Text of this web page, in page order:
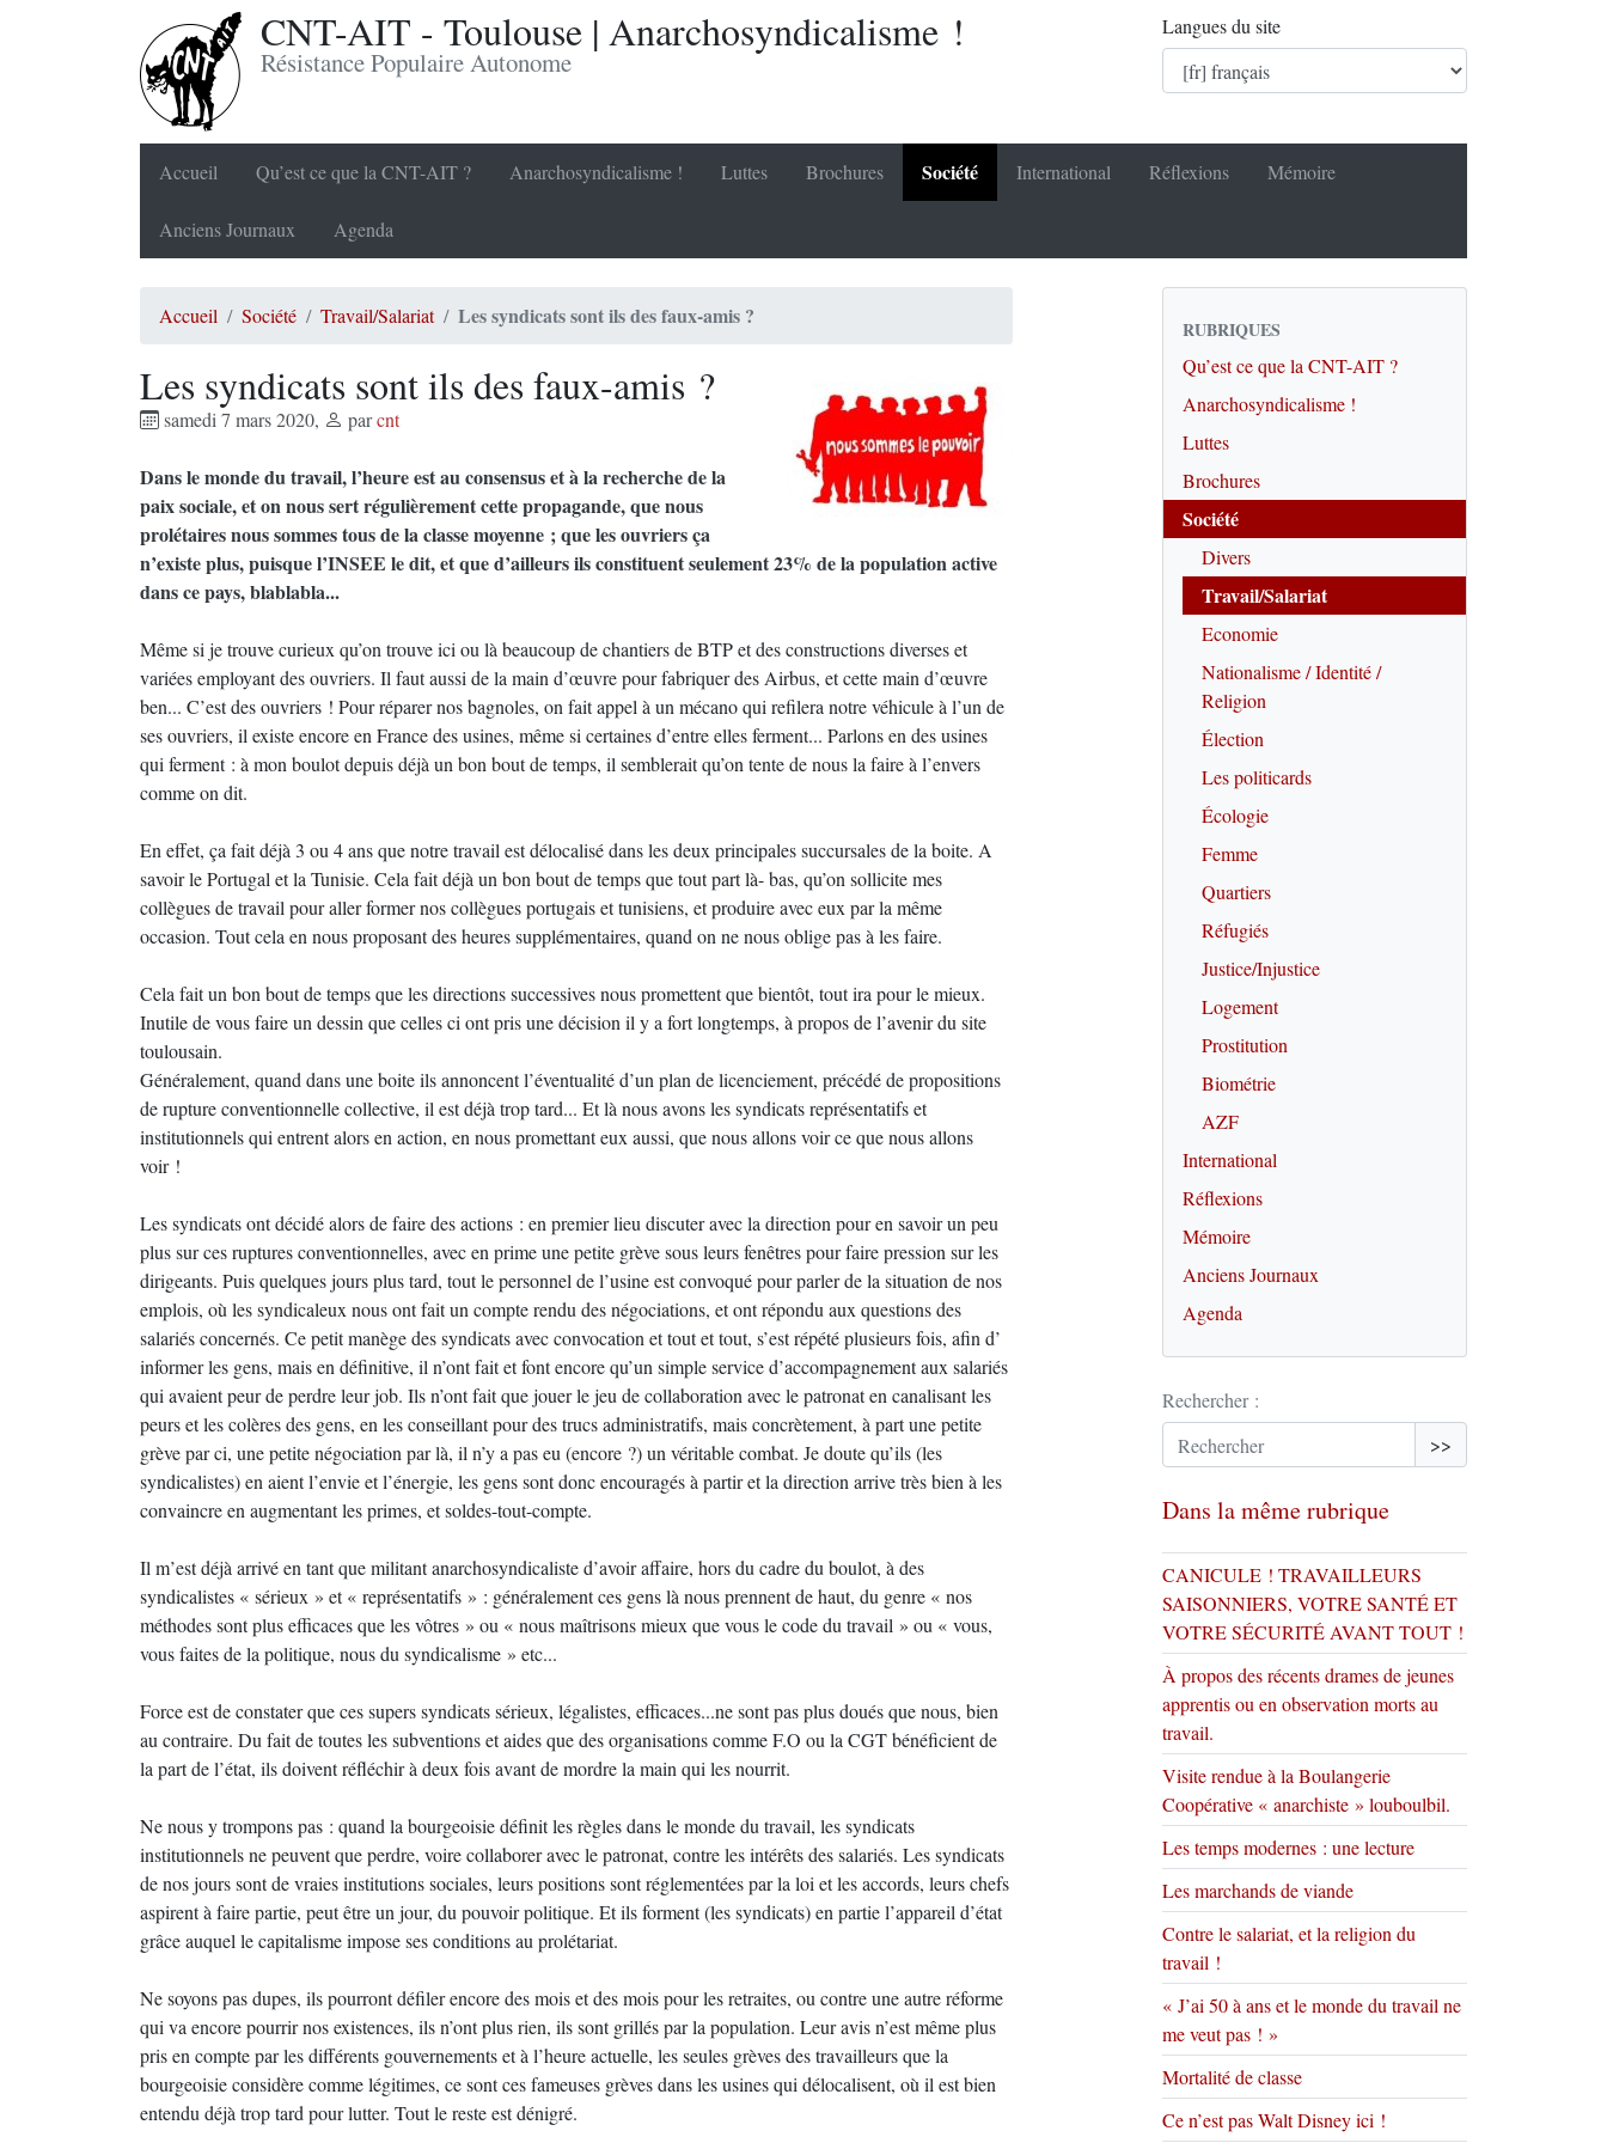
CNT-AIT - Toulouse | Anarchosyndicalisme !
Résistance Populaire Autonome
Langues du site
Accueil Qu’est ce que la CNT-AIT ? Anarchosyndicalisme ! Luttes Brochures Société International Réflexions Mémoire
Anciens Journaux Agenda
Accueil Société Travail/Salariat Les syndicats sont ils des faux-amis ?
Les syndicats sont ils des faux-amis ?
samedi 7 mars 2020, parcnt
Dans le monde du travail, l’heure est au consensus et à la recherche de la
paix sociale, et on nous sert régulièrement cette propagande, que nous
prolétaires nous sommes tous de la classe moyenne ; que les ouvriers ça
n’existe plus, puisque l’INSEE le dit, et que d’ailleurs ils constituent seulement 23% de la population active
dans ce pays, blablabla...
Même si je trouve curieux qu’on trouve ici ou là beaucoup de chantiers de BTP et des constructions diverses et
variées employant des ouvriers. Il faut aussi de la main d’œuvre pour fabriquer des Airbus, et cette main d’œuvre
ben... C’est des ouvriers ! Pour réparer nos bagnoles, on fait appel à un mécano qui refilera notre véhicule à l’un de
ses ouvriers, il existe encore en France des usines, même si certaines d’entre elles ferment... Parlons en des usines
qui ferment : à mon boulot depuis déjà un bon bout de temps, il semblerait qu’on tente de nous la faire à l’envers
comme on dit.
En effet, ça fait déjà 3 ou 4 ans que notre travail est délocalisé dans les deux principales succursales de la boite. A
savoir le Portugal et la Tunisie. Cela fait déjà un bon bout de temps que tout part là- bas, qu’on sollicite mes
collègues de travail pour aller former nos collègues portugais et tunisiens, et produire avec eux par la même
occasion. Tout cela en nous proposant des heures supplémentaires, quand on ne nous oblige pas à les faire.
Cela fait un bon bout de temps que les directions successives nous promettent que bientôt, tout ira pour le mieux.
Inutile de vous faire un dessin que celles ci ont pris une décision il y a fort longtemps, à propos de l’avenir du site
toulousain.
Généralement, quand dans une boite ils annoncent l’éventualité d’un plan de licenciement, précédé de propositions
de rupture conventionnelle collective, il est déjà trop tard... Et là nous avons les syndicats représentatifs et
institutionnels qui entrent alors en action, en nous promettant eux aussi, que nous allons voir ce que nous allons
voir !
Les syndicats ont décidé alors de faire des actions : en premier lieu discuter avec la direction pour en savoir un peu
plus sur ces ruptures conventionnelles, avec en prime une petite grève sous leurs fenêtres pour faire pression sur les
dirigeants. Puis quelques jours plus tard, tout le personnel de l’usine est convoqué pour parler de la situation de nos
emplois, où les syndicaleux nous ont fait un compte rendu des négociations, et ont répondu aux questions des
salariés concernés. Ce petit manège des syndicats avec convocation et tout et tout, s’est répété plusieurs fois, afin d’
informer les gens, mais en définitive, il n’ont fait et font encore qu’un simple service d’accompagnement aux salariés
qui avaient peur de perdre leur job. Ils n’ont fait que jouer le jeu de collaboration avec le patronat en canalisant les
peurs et les colères des gens, en les conseillant pour des trucs administratifs, mais concrètement, à part une petite
grève par ci, une petite négociation par là, il n’y a pas eu (encore ?) un véritable combat. Je doute qu’ils (les
syndicalistes) en aient l’envie et l’énergie, les gens sont donc encouragés à partir et la direction arrive très bien à les
convaincre en augmentant les primes, et soldes-tout-compte.
Il m’est déjà arrivé en tant que militant anarchosyndicaliste d’avoir affaire, hors du cadre du boulot, à des
syndicalistes « sérieux » et « représentatifs » : généralement ces gens là nous prennent de haut, du genre « nos
méthodes sont plus efficaces que les vôtres » ou « nous maîtrisons mieux que vous le code du travail » ou « vous,
vous faites de la politique, nous du syndicalisme » etc...
Force est de constater que ces supers syndicats sérieux, légalistes, efficaces...ne sont pas plus doués que nous, bien
au contraire. Du fait de toutes les subventions et aides que des organisations comme F.O ou la CGT bénéficient de
la part de l’état, ils doivent réfléchir à deux fois avant de mordre la main qui les nourrit.
Ne nous y trompons pas : quand la bourgeoisie définit les règles dans le monde du travail, les syndicats
institutionnels ne peuvent que perdre, voire collaborer avec le patronat, contre les intérêts des salariés. Les syndicats
de nos jours sont de vraies institutions sociales, leurs positions sont réglementées par la loi et les accords, leurs chefs
aspirent à faire partie, peut être un jour, du pouvoir politique. Et ils forment (les syndicats) en partie l’appareil d’état
grâce auquel le capitalisme impose ses conditions au prolétariat.
Ne soyons pas dupes, ils pourront défiler encore des mois et des mois pour les retraites, ou contre une autre réforme
qui va encore pourrir nos existences, ils n’ont plus rien, ils sont grillés par la population. Leur avis n’est même plus
pris en compte par les différents gouvernements et à l’heure actuelle, les seules grèves des travailleurs que la
bourgeoisie considère comme légitimes, ce sont ces fameuses grèves dans les usines qui délocalisent, où il est bien
entendu déjà trop tard pour lutter. Tout le reste est dénigré.
RUBRIQUES
Qu’est ce que la CNT-AIT ?
Anarchosyndicalisme !
Luttes
Brochures
Société
Divers
Travail/Salariat
Economie
Nationalisme / Identité /
Religion
Élection
Les politicards
Écologie
Femme
Quartiers
Réfugiés
Justice/Injustice
Logement
Prostitution
Biométrie
AZF
International
Réflexions
Mémoire
Anciens Journaux
Agenda
Rechercher :
>>
Dans la même rubrique
CANICULE ! TRAVAILLEURS
SAISONNIERS, VOTRE SANTÉ ET
VOTRE SÉCURITÉ AVANT TOUT !
À propos des récents drames de jeunes
apprentis ou en observation morts au
travail.
Visite rendue à la Boulangerie
Coopérative « anarchiste » louboulbil.
Les temps modernes : une lecture
Les marchands de viande
Contre le salariat, et la religion du
travail !
« J’ai 50 à ans et le monde du travail ne
me veut pas ! »
Mortalité de classe
Ce n’est pas Walt Disney ici !